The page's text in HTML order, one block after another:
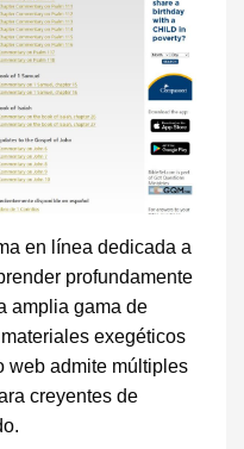
en línea dedicada a
profundamente
amplia gama de
exegéticos
web admite múltiples
creyentes de